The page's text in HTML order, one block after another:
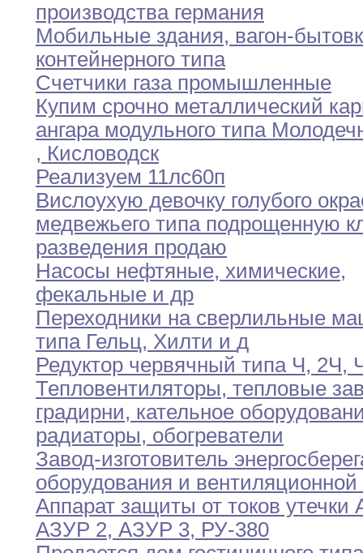
производства германия
Мобильные здания, вагон-
контейнерного типа
Счетчики газа промышленные
Купим срочно металлический
ангара модульного типа
, Кисловодск
Реализуем 11лс60п
Вислоухую девочку голубого
медвежьего типа подрощенную
разведения продаю
Насосы нефтяные, химические,
фекальные и др
Переходники на сверлильные
типа Гельц, Хилти и д
Редуктор червячный типа Ч, 2Ч,
Тепловентиляторы, тепловые
градирни, кательное
радиаторы, обогреватели
Завод-изготовитель
оборудования и вентиляционной
Аппарат защиты от токов утечки
АЗУР 2, АЗУР 3, РУ-380